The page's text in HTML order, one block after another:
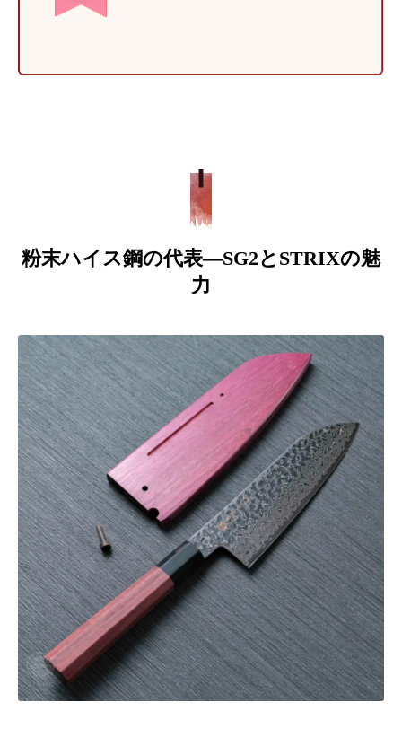
粉末ハイス鋼の代表―SG2とSTRIXの魅
力